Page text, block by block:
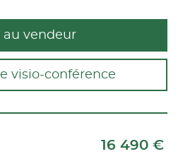
au vendeur
visio-conférence
16 490 €